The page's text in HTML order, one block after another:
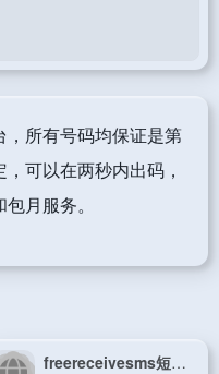
所有号码均保证是第
可以在两秒内出码，
月服务。
freereceivesms短信接收